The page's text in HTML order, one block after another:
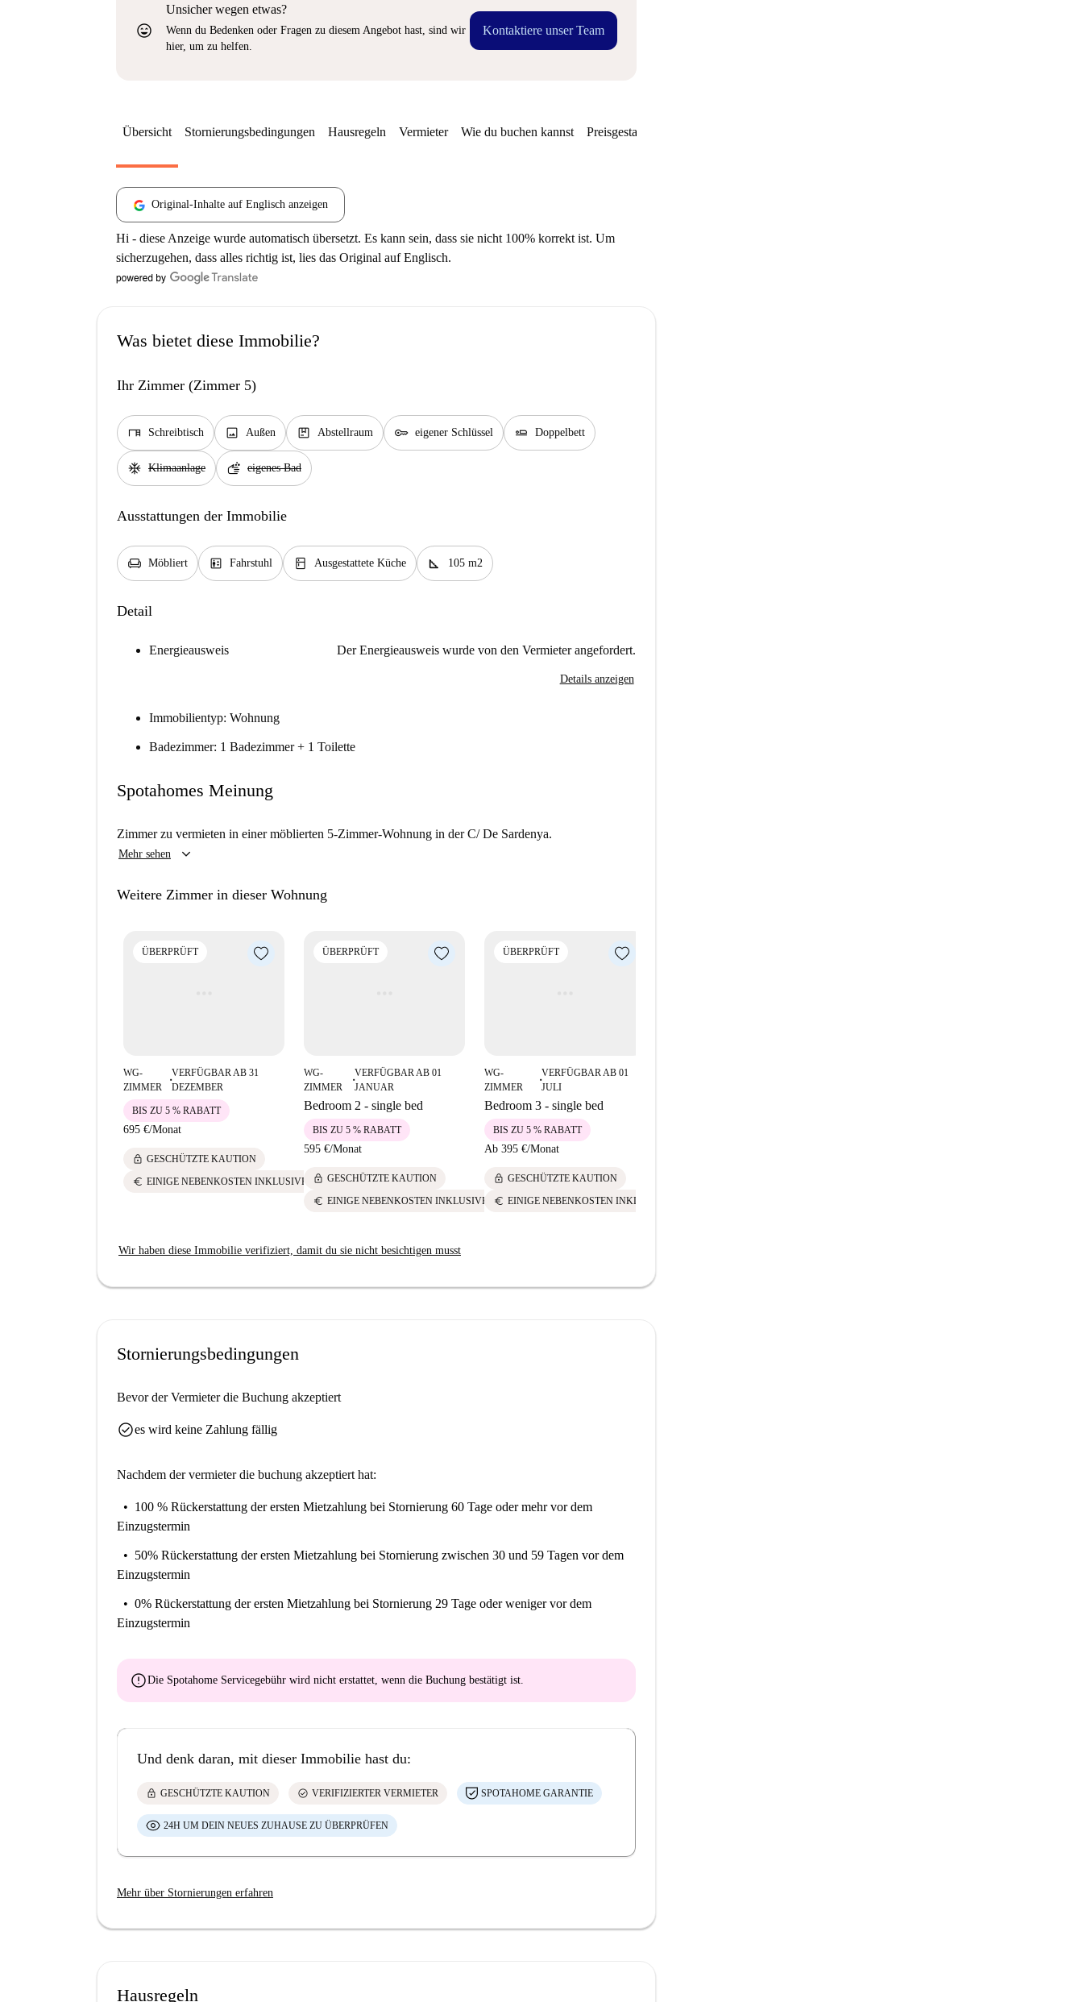
sentiment_very_satisfied
Unsicher wegen etwas?
Wenn du Bedenken oder Fragen zu diesem Angebot hast, sind wir
hier, um zu helfen.
Kontaktiere unser Team
Übersicht Stornierungsbedingungen Hausregeln Vermieter Wie du buchen kannst Preisgestaltung
Original-Inhalte auf Englisch anzeigen
Hi - diese Anzeige wurde automatisch übersetzt. Es kann sein, dass sie nicht 100% korrekt ist. Um
sicherzugehen, dass alles richtig ist, lies das Original auf Englisch.
Was bietet diese Immobilie?
Ihr Zimmer (Zimmer 5)
desk Schreibtisch image Außen package Abstellraum key eigener Schlüssel airline_seat_flat Doppelbett
ac_unit Klimaanlage soap eigenes Bad
Ausstattungen der Immobilie
chair Möbliert elevator Fahrstuhl kitchen Ausgestattete Küche square_foot 105 m2
Detail
Energieausweis Der Energieausweis wurde von den Vermieter angefordert.
Details anzeigen
Immobilientyp: Wohnung
Badezimmer: 1 Badezimmer + 1 Toilette
Spotahomes Meinung
Zimmer zu vermieten in einer möblierten 5-Zimmer-Wohnung in der C/ De Sardenya.
Mehr sehen keyboard_arrow_down
Weitere Zimmer in dieser Wohnung
ÜBERPRÜFT
WG-
ZIMMER
■
VERFÜGBAR AB 31
DEZEMBER
695 €/Monat
BIS ZU 5 % RABATT
lock GESCHÜTZTE KAUTION
euro EINIGE NEBENKOSTEN INKLUSIVE
ÜBERPRÜFT
WG-
ZIMMER
■
VERFÜGBAR AB 01
JANUAR
Bedroom 2 - single bed
595 €/Monat
BIS ZU 5 % RABATT
lock GESCHÜTZTE KAUTION
euro EINIGE NEBENKOSTEN INKLUSIVE
ÜBERPRÜFT
WG-
ZIMMER
■
VERFÜGBAR AB 01
JULI
Bedroom 3 - single bed
Ab 395 €/Monat
BIS ZU 5 % RABATT
lock GESCHÜTZTE KAUTION
euro EINIGE NEBENKOSTEN INKLUSIVE
Wir haben diese Immobilie verifiziert, damit du sie nicht besichtigen musst
Stornierungsbedingungen
Bevor der Vermieter die Buchung akzeptiert
check_circlees wird keine Zahlung fällig
Nachdem der vermieter die buchung akzeptiert hat:
100 % Rückerstattung der ersten Mietzahlung bei Stornierung 60 Tage oder mehr vor dem
Einzugstermin
50% Rückerstattung der ersten Mietzahlung bei Stornierung zwischen 30 und 59 Tagen vor dem
Einzugstermin
0% Rückerstattung der ersten Mietzahlung bei Stornierung 29 Tage oder weniger vor dem
Einzugstermin
errorDie Spotahome Servicegebühr wird nicht erstattet , wenn die Buchung bestätigt ist.
Und denk daran, mit dieser Immobilie hast du:
lock GESCHÜTZTE KAUTION check_circle VERIFIZIERTER VERMIETER SPOTAHOME GARANTIE
24H UM DEIN NEUES ZUHAUSE ZU ÜBERPRÜFEN
Mehr über Stornierungen erfahren
Hausregeln